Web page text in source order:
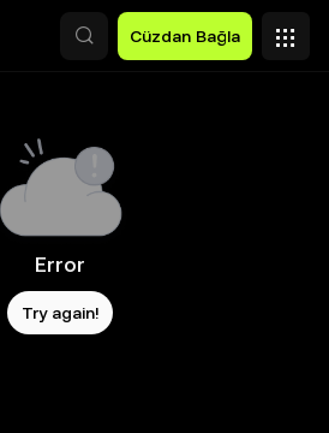
Cüzdan Bağla
Error
Try again!